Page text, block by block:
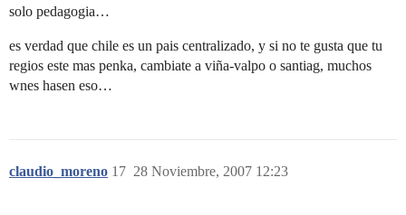
solo pedagogia…
es verdad que chile es un pais centralizado, y si no te gusta que tu
regios este mas penka, cambiate a viña-valpo o santiag, muchos
wnes hasen eso…
claudio_moreno 28 Noviembre, 2007 12:23
17